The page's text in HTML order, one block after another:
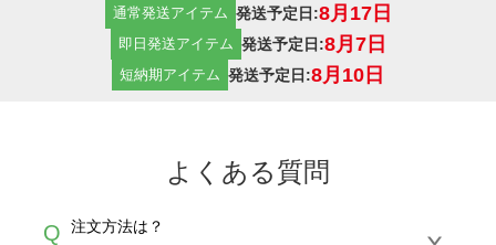
通常発送アイテム 発送予定日:8月17日
即日発送アイテム 発送予定日:8月7日
短納期アイテム 発送予定日:8月10日
よくある質問
Q 注文方法は？